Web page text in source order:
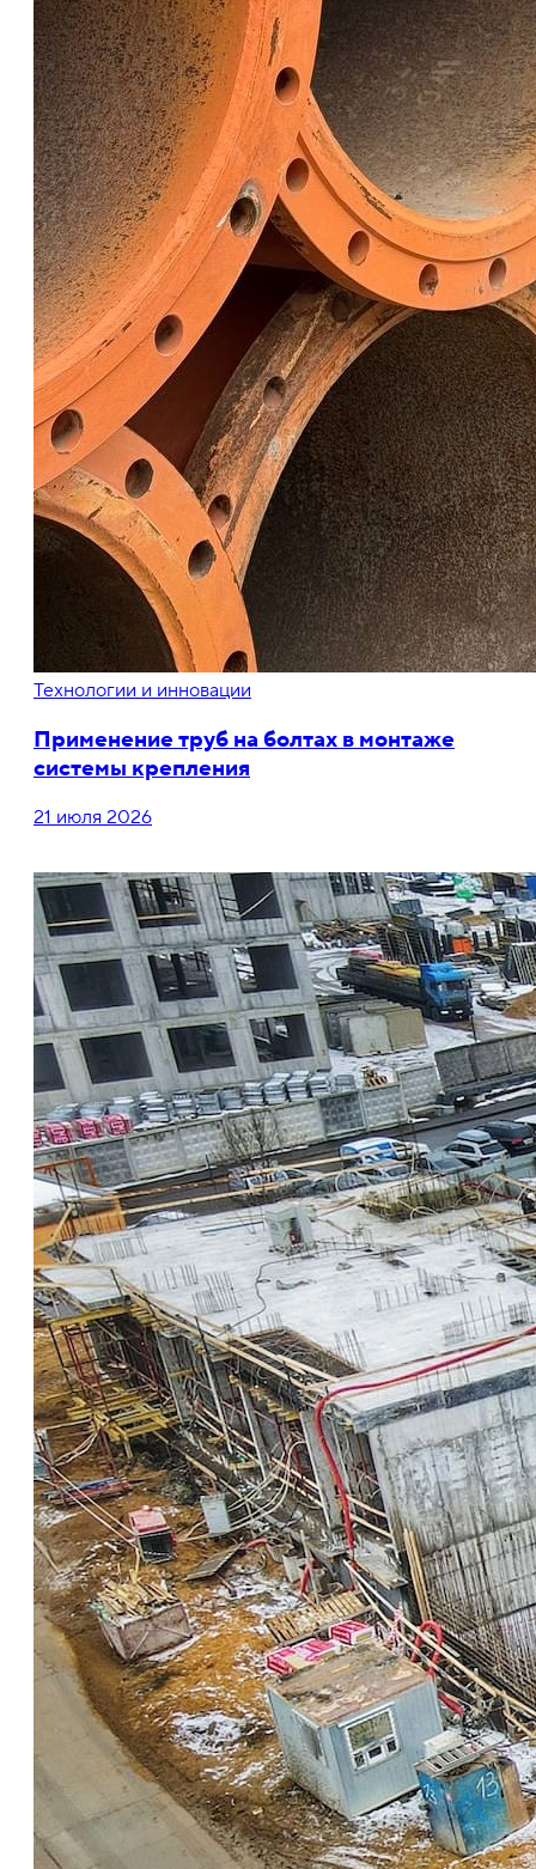
Технологии и инновации
Применение труб на болтах в монтаже
системы крепления
21 июля 2026